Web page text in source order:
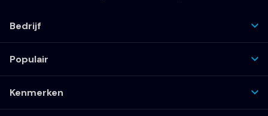
Bedrijf
Populair
Kenmerken